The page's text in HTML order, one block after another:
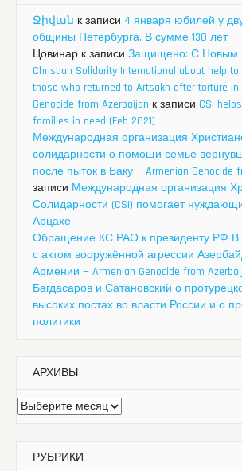
Ջիվան к записи 4 января юбилей у
общины Петербурга. В сумме 130 лет
Цовинар к записи Защищено: С Новым
Christian Solidarity International about help
those who returned to Artsakh after torture in
Genocide from Azerbaijan к записи CSI
families in need (Feb 2021)
Международная организация
солидарности о помощи семье
после пыток в Баку — Armenian Genocide
записи Международная организация
Солидарности (CSI) помогает
Арцахе
Обращение КС РАО к президенту РФ В.
с актом вооружённой агрессии
Армении — Armenian Genocide from
Багдасаров и Сатановский о
высоких постах во власти России и о
политики
АРХИВЫ
Архивы
РУБРИКИ